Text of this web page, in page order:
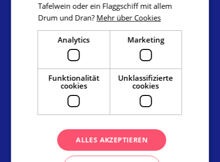
Tourismuszentrale Südmähren,
Radnická 2, 602 00 Brno
www.ccrjm.cz/de/
Facebook Instagram
Materialien zum Herunterladen
Fotobank
Tafelwein oder ein Flaggschiff mit allem
Drum und Dran? Mehr über Cookies
Analytics Marketing
Funktionalität
cookies
Unklassifizierte
cookies
ALLES AKZEPTIEREN